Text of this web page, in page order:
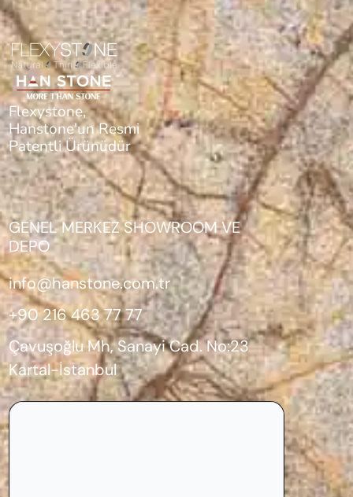
Flexystone,
Hanstone'un Resmi
Patentli Ürünüdür
GENEL MERKEZ SHOWROOM VE
DEPO
info@hanstone.com.tr
+90 216 463 77 77
Çavuşoğlu Mh, Sanayi Cad. No:23
Kartal-İstanbul